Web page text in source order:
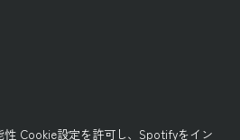
性 Cookie設定を許可し、 Spotifyをイン